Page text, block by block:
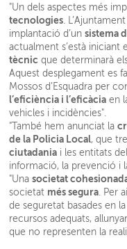
"Un dels aspectes més
tecnologies .
implantació d’unsistema
actualment s’està iniciant
tècnic que determinarà
Aquest desplegament es
Mossos d’Esquadra per
l’eficiència i l’eficàcia en
vehicles i incidències".
"També hem anunciat la
de la Policia Local, que
ciutadania i les entitats
informació, la prevenció i
"Unasocietat
societat més segura . Per
de seguretat basades en la
recursos adequats,
que no representen la